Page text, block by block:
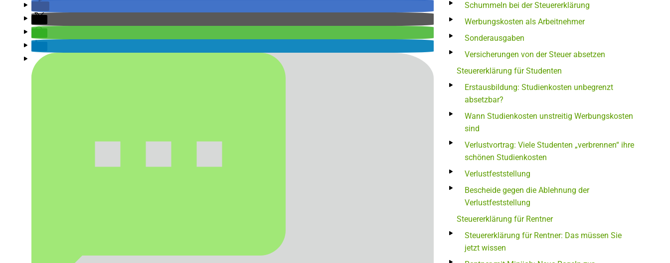
Schummeln bei der Steuererklärung
Werbungskosten als Arbeitnehmer
Sonderausgaben
Versicherungen von der Steuer absetzen
Steuererklärung für Studenten
Erstausbildung: Studienkosten unbegrenzt
absetzbar?
Wann Studienkosten unstreitig Werbungskosten
sind
Verlustvortrag: Viele Studenten „verbrennen“ ihre
schönen Studienkosten
Verlustfeststellung
Bescheide gegen die Ablehnung der
Verlustfeststellung
Steuererklärung für Rentner
Steuererklärung für Rentner: Das müssen Sie
jetzt wissen